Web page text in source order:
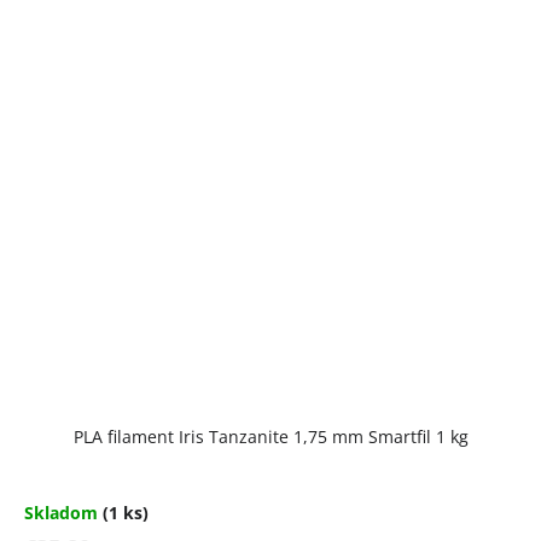
PLA filament Iris Tanzanite 1,75 mm Smartfil 1 kg
Skladom (1 ks)